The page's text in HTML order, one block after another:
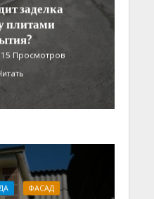
заделка
плитами
Просмотров
ФАСАД